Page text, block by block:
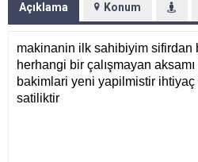
Açıklama Konum
makinanin ilk sahibiyim sifirdan
herhangi bir çalışmayan aksamı
bakimlari yeni yapilmistir
satiliktir